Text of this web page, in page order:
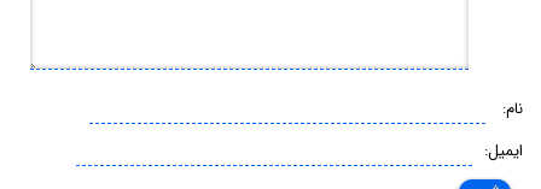
نام:
ایمیل: